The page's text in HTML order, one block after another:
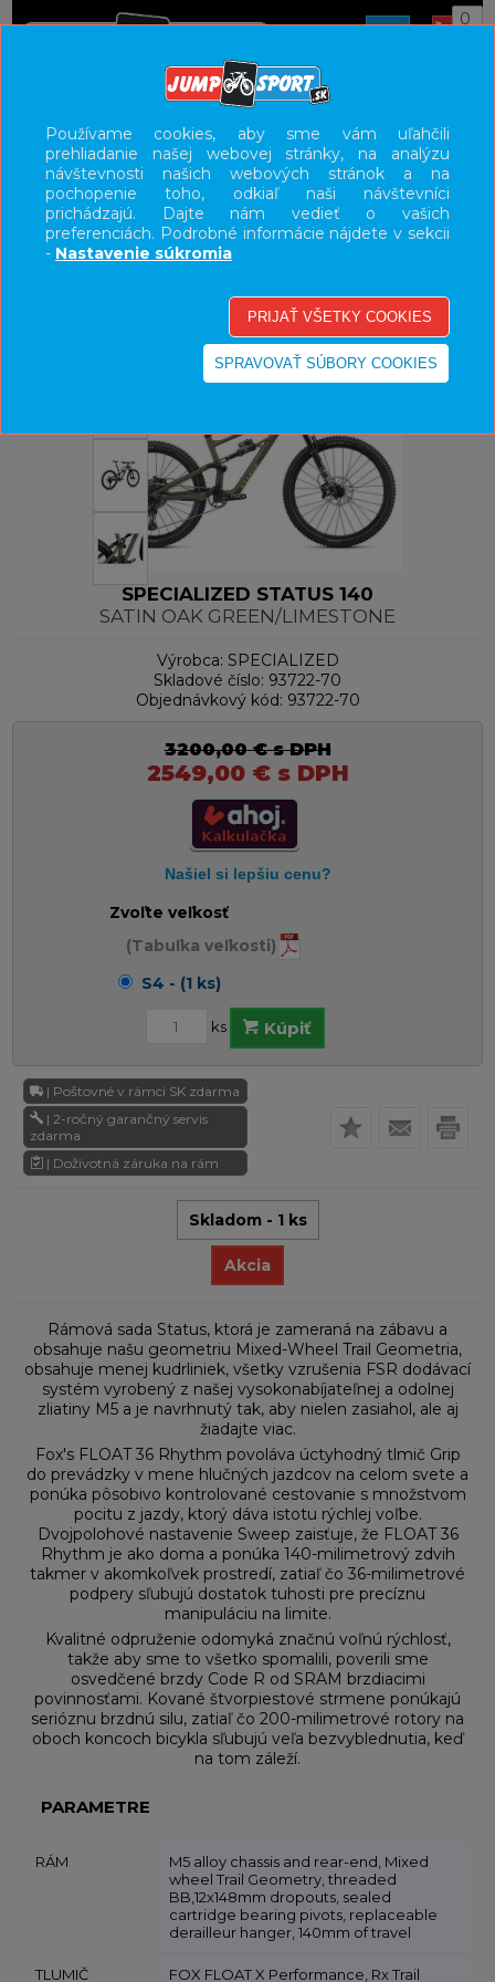
0
TRAIL
UŽÍVATEĽSKÝ PANEL
KATEGÓRIE
VÝPREDAJ - VŠETKO
SPECIALIZED STATUS 140
SATIN OAK GREEN/LIMESTONE
Výrobca: SPECIALIZED
Skladové číslo: 93722-70
Objednávkový kód: 93722-70
3200,00 €s DPH
2549,00 €s DPH
Zvoľte veľkosť
(Tabuľka veľkosti)
S4 - (1 ks)
ks Kúpiť
| Poštovné v rámci SK zdarma
| 2-ročný garančný servis
zdarma
| Doživotná záruka na rám
Skladom - 1 ks
Akcia
Rámová sada Status, ktorá je zameraná na zábavu a
obsahuje našu geometriu Mixed-Wheel Trail Geometria,
obsahuje menej kudrliniek, všetky vzrušenia FSR dodávací
systém vyrobený z našej vysokonabíjateľnej a odolnej
zliatiny M5 a je navrhnutý tak, aby nielen zasiahol, ale aj
žiadajte viac.
Fox's FLOAT 36 Rhythm povoláva úctyhodný tlmič Grip
do prevádzky v mene hlučných jazdcov na celom svete a
ponúka pôsobivo kontrolované cestovanie s množstvom
pocitu z jazdy, ktorý dáva istotu rýchlej voľbe.
Dvojpolohové nastavenie Sweep zaisťuje, že FLOAT 36
Rhythm je ako doma a ponúka 140-milimetrový zdvih
takmer v akomkoľvek prostredí, zatiaľ čo 36-milimetrové
podpery sľubujú dostatok tuhosti pre precíznu
manipuláciu na limite.
Kvalitné odpruženie odomyká značnú voľnú rýchlosť,
takže aby sme to všetko spomalili, poverili sme
osvedčené brzdy Code R od SRAM brzdiacimi
povinnosťami. Kované štvorpiestové strmene ponúkajú
serióznu brzdnú silu, zatiaľ čo 200-milimetrové rotory na
oboch koncoch bicykla sľubujú veľa bezvyblednutia, keď
na tom záleží.
PARAMETRE
RÁM
M5 alloy chassis and rear-end, Mixed
wheel Trail Geometry, threaded
BB,12x148mm dropouts, sealed
cartridge bearing pivots, replaceable
derailleur hanger, 140mm of travel
TLUMIČ FOX FLOAT X Performance, Rx Trail
Používame cookies, aby sme vám uľahčili
prehliadanie našej webovej stránky, na analýzu
návštevnosti našich webových stránok a na
pochopenie toho, odkiaľ naši návštevníci
prichádzajú. Dajte nám vedieť o vašich
preferenciách. Podrobné informácie nájdete v sekcii
- Nastavenie súkromia